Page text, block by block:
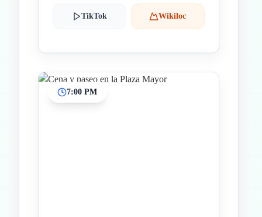
TikTok Wikiloc
7:00 PM